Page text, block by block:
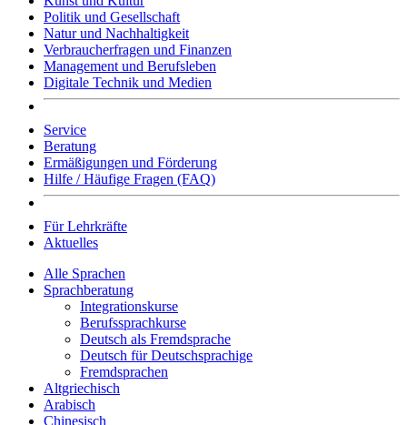
Politik und Gesellschaft
Natur und Nachhaltigkeit
Verbraucherfragen und Finanzen
Management und Berufsleben
Digitale Technik und Medien
Service
Beratung
Ermäßigungen und Förderung
Hilfe / Häufige Fragen (FAQ)
Für Lehrkräfte
Aktuelles
Alle Sprachen
Sprachberatung
Integrationskurse
Berufssprachkurse
Deutsch als Fremdsprache
Deutsch für Deutschsprachige
Fremdsprachen
Altgriechisch
Arabisch
Chinesisch